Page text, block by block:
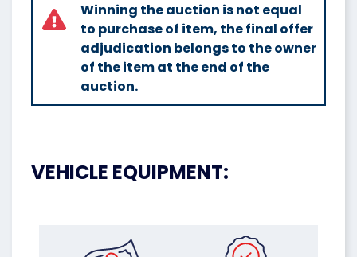
Winning the auction is not equal
to purchase of item, the final offer
adjudication belongs to the owner
of the item at the end of the
auction.
VEHICLE EQUIPMENT: